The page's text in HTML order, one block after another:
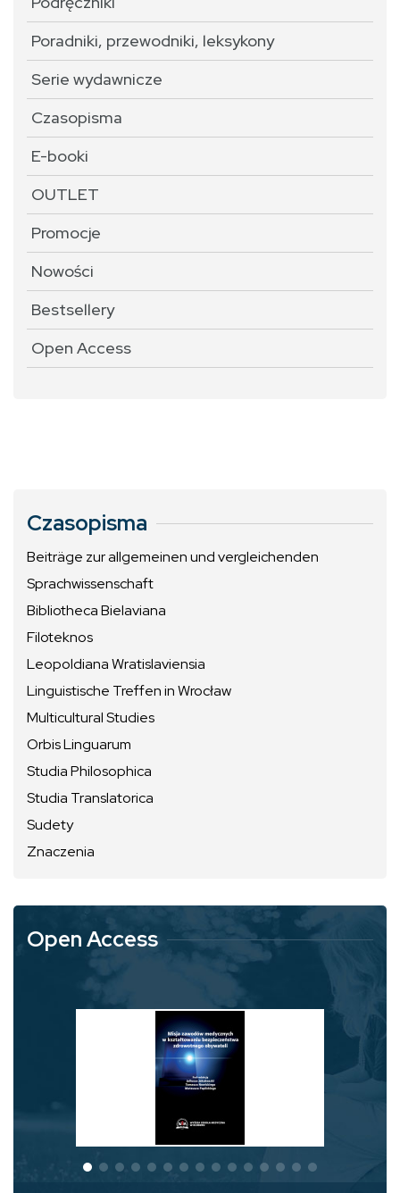
Poradniki, przewodniki, leksykony
Serie wydawnicze
Czasopisma
E-booki
OUTLET
Promocje
Nowości
Bestsellery
Open Access
Czasopisma
Beiträge zur allgemeinen und vergleichenden
Sprachwissenschaft
Bibliotheca Bielaviana
Filoteknos
Leopoldiana Wratislaviensia
Linguistische Treffen in Wrocław
Multicultural Studies
Orbis Linguarum
Studia Philosophica
Studia Translatorica
Sudety
Znaczenia
Open Access